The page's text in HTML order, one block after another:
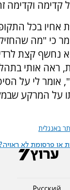
קדימה וקדימה
אחיו בכל
כי "מה
נחשף קצת
ראה אותי
לי על
על המרקע
באנגלית
פרסומת לא ראויה?